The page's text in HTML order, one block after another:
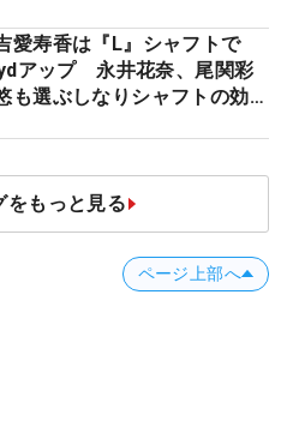
愛寿香は『L』シャフトで
アップ 永井花奈、尾関彩
も選ぶしなりシャフトの効果
をもっと見る
ページ上部へ